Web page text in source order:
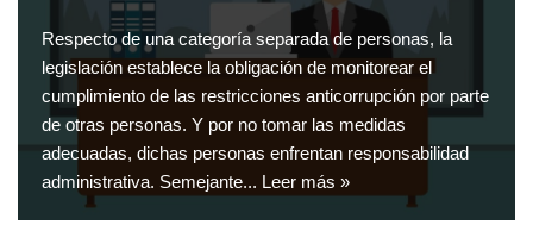
Respecto de una categoría separada de personas, la
legislación establece la obligación de monitorear el
cumplimiento de las restricciones anticorrupción por parte
de otras personas. Y por no tomar las medidas
adecuadas, dichas personas enfrentan responsabilidad
administrativa. Semejante... Leer más »